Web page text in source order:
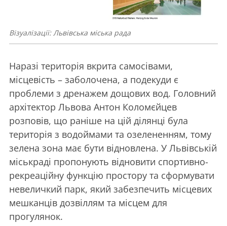
Візуалізації: Львівська міська рада
Наразі територія вкрита самосівами,
місцевість – заболочена, а подекуди є
проблеми з дренажем дощових вод. Головний
архітектор Львова Антон Коломєйцев
розповів, що раніше на цій ділянці була
територія з водоймами та озелененням, тому
зелена зона має бути відновлена. У Львівській
міськраді пропонують відновити спортивно-
рекреаційну функцію простору та сформувати
невеличкий парк, який забезпечить місцевих
мешканців дозвіллям та місцем для
прогулянок.